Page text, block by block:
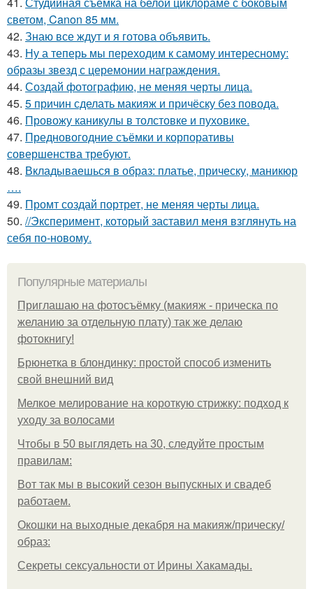
светом, Canon 85 мм.
42. Знаю все ждут и я готова объявить.
43. Ну а теперь мы переходим к самому интересному:
образы звезд с церемонии награждения.
44. Создай фотографию, не меняя черты лица.
45. 5 причин сделать макияж и причёску без повода.
46. Провожу каникулы в толстовке и пуховике.
47. Предновогодние съёмки и корпоративы
совершенства требуют.
48. Вкладываешься в образ: платье, прическу, маникюр
….
49. Промт создай портрет, не меняя черты лица.
50. //Эксперимент, который заставил меня взглянуть на
себя по-новому.
Популярные материалы
Приглашаю на фотосъёмку (макияж - прическа по
желанию за отдельную плату) так же делаю
фотокнигу!
Брюнетка в блондинку: простой способ изменить
свой внешний вид
Мелкое мелирование на короткую стрижку: подход к
уходу за волосами
Чтобы в 50 выглядеть на 30, следуйте простым
правилам:
Вот так мы в высокий сезон выпускных и свадеб
работаем.
Окошки на выходные декабря на макияж/прическу/
образ:
Секреты сексуальности от Ирины Хакамады.